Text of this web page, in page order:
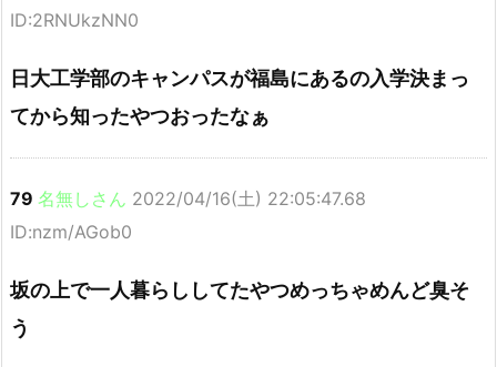
ID:2RNUkzNN0
日大工学部のキャンパスが福島にあるの入学決まっ
てから知ったやつおったなぁ
79 名無しさん 2022/04/16(土) 22:05:47.68
ID:nzm/AGob0
坂の上で一人暮らししてたやつめっちゃめんど臭そ
う